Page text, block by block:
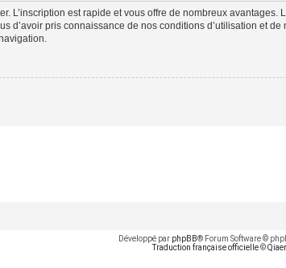
L’inscription est rapide et vous offre de nombreux
d’avoir pris connaissance de nos conditions d’utilisation et
Développé par phpBB® Forum Software ©
Traduction française officielle©